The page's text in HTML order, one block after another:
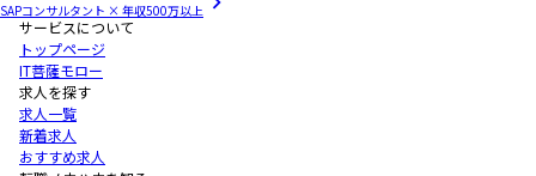
SAPコンサルタント × 年収500万以上
サービスについて
トップページ
IT菩薩モロー
求人を探す
求人一覧
新着求人
おすすめ求人